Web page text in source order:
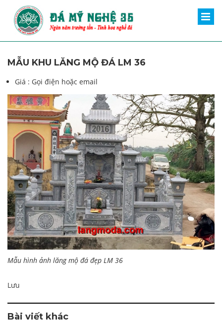
MẪU KHU LĂNG MỘ ĐÁ LM 36
Giá : Gọi điện hoặc email
Mẫu hình ảnh lăng mộ đá đẹp LM 36
Lưu
Bài viết khác